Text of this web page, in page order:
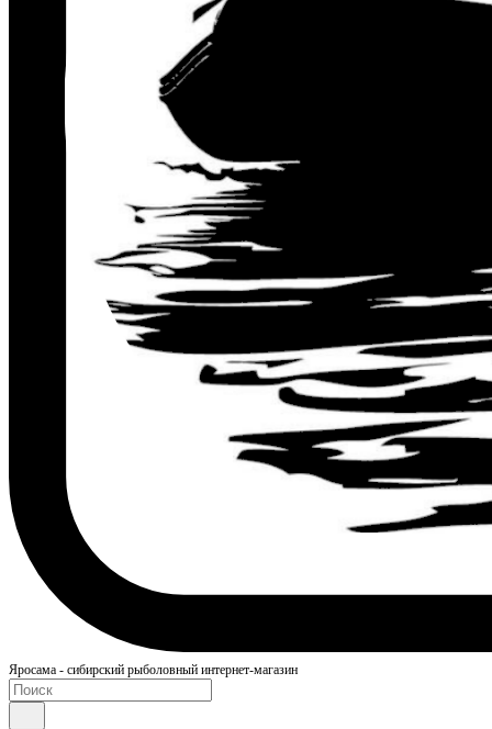
Яросама - сибирский рыболовный интернет-магазин